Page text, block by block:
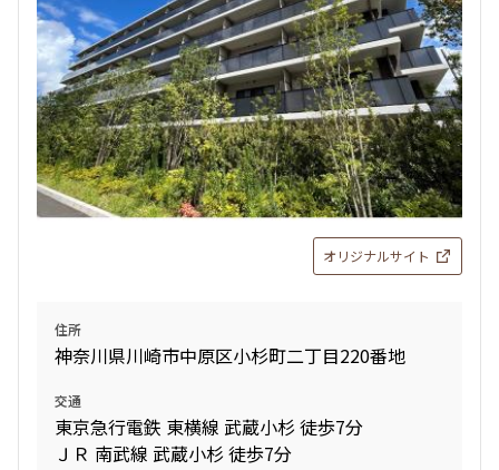
新着 賃料改定
13階１３０８
123,000円7,000円
1.0ヶ月 1.0ヶ月
賃料改定
10階１００５
オリジナルサイト
住所
神奈川県川崎市中原区小杉町二丁目220番地
交通
東京急行電鉄 東横線 武蔵小杉 徒歩7分
ＪＲ 南武線 武蔵小杉 徒歩7分